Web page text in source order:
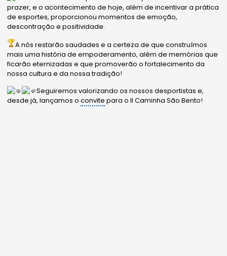
prazer, e o acontecimento de hoje, além de incentivar a prática
de esportes, proporcionou momentos de emoção,
descontração e positividade.
A nós restarão saudades e a certeza de que construímos
mais uma história de empoderamento, além de memórias que
ficarão eternizadas e que promoverão o fortalecimento da
nossa cultura e da nossa tradição!
Seguiremos valorizando os nossos desportistas e,
desde já, lançamos oconvite para o II Caminha São Bento!